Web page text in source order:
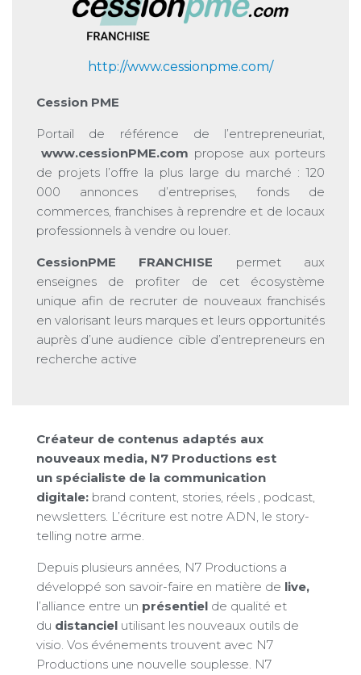
http://www.cessionpme.com/
Cession PME
Portail de référence de l’entrepreneuriat,
www.cessionPME.com propose aux porteurs
de projets l’offre la plus large du marché : 120
000 annonces d’entreprises, fonds de
commerces, franchises à reprendre et de locaux
professionnels à vendre ou louer.
CessionPME FRANCHISE permet aux
enseignes de profiter de cet écosystème
unique afin de recruter de nouveaux franchisés
en valorisant leurs marques et leurs opportunités
auprès d’une audience cible d’entrepreneurs en
recherche active
Créateur de contenus adaptés aux
nouveaux media, N7 Productions est
un spécialiste de la communication
digitale: brand content, stories, réels , podcast,
newsletters. L’écriture est notre ADN, le story-
telling notre arme.
Depuis plusieurs années, N7 Productions a
développé son savoir-faire en matière de live,
l’alliance entre un présentiel de qualité et
du distanciel utilisant les nouveaux outils de
visio. Vos événements trouvent avec N7
Productions une nouvelle souplesse. N7